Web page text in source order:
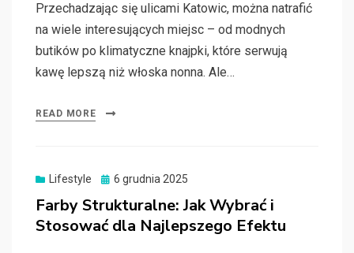
Przechadzając się ulicami Katowic, można natrafić
na wiele interesujących miejsc – od modnych
butików po klimatyczne knajpki, które serwują
kawę lepszą niż włoska nonna. Ale…
READ MORE
Lifestyle
Posted
6 grudnia 2025
Farby Strukturalne: Jak Wybrać i
Stosować dla Najlepszego Efektu